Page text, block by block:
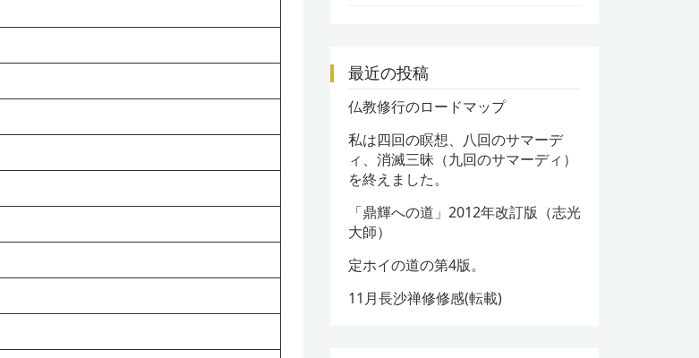
最近の投稿
仏教修行のロードマップ
私は四回の瞑想、八回のサマーデ
ィ、消滅三昧（九回のサマーディ）
を終えました。
「鼎輝への道」2012年改訂版（志光
大師）
定ホイの道の第4版。
11月長沙禅修修感(転載)